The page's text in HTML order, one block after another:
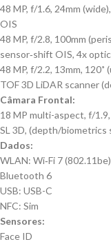
48 MP, f/1.6, 24mm
OIS
48 MP, f/2.8, 100mm
sensor‑shift OIS, 4x
48 MP, f/2.2, 13mm, 120˚
TOF 3D LiDAR scanner
Câmara Frontal:
18 MP multi-aspect, f/
SL 3D, (depth/biometrics
Dados:
WLAN: Wi‑Fi 7
Bluetooth 6
USB: USB-C
NFC: Sim
Sensores:
Face ID